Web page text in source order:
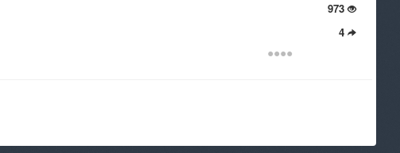
973
4
●●●●